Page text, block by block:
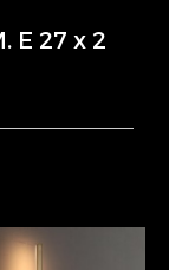
E 27 x 2